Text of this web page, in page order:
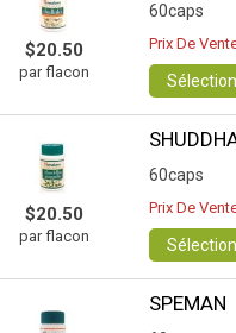
$20.50
par flacon
60caps
Prix De
$20.50
par flacon
60caps
Prix De
SPEMAN